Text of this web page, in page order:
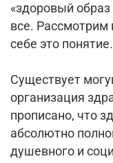
«здоровый
все. Рассмотрим
себе это понятие.
Существует
организация
прописано, что
абсолютно
душевного и